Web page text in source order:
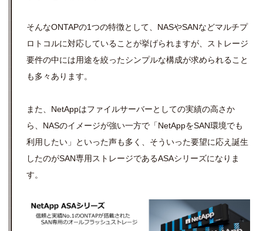
そんなONTAPの1つの特徴として、NASやSANなどマルチプ
ロトコルに対応していることが挙げられますが、ストレージ
要件の中には用途を絞ったシンプルな構成が求められること
も多々あります。
また、NetAppはファイルサーバーとしての実績の高さか
ら、NASのイメージが強い一方で「NetAppをSAN環境でも
利用したい」といった声も多く、そういった要望に応え誕生
したのがSAN専用ストレージであるASAシリーズになりま
す。